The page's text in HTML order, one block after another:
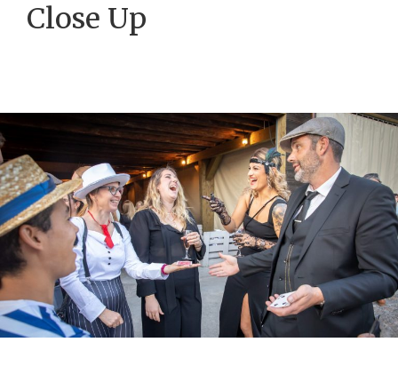
Close Up